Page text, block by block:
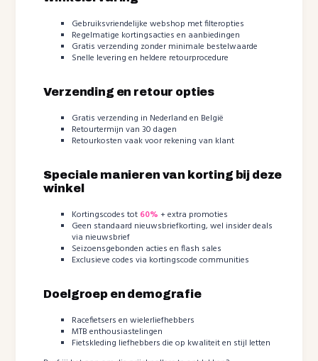
Gebruiksvriendelijke webshop met filteropties
Regelmatige kortingsacties en aanbiedingen
Gratis verzending zonder minimale bestelwaarde
Snelle levering en heldere retourprocedure
Verzending en retour opties
Gratis verzending in Nederland en België
Retourtermijn van 30 dagen
Retourkosten vaak voor rekening van klant
Speciale manieren van korting bij deze
winkel
Kortingscodes tot 60% + extra promoties
Geen standaard nieuwsbriefkorting, wel insider deals
via nieuwsbrief
Seizoensgebonden acties en flash sales
Exclusieve codes via kortingscode communities
Doelgroep en demografie
Racefietsers en wielerliefhebbers
MTB enthousiastelingen
Fietskleding liefhebbers die op kwaliteit en stijl letten